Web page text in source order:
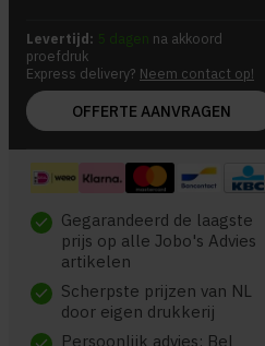
Levertijd: 5 dagen na akkoord
proefdruk
Express delivery? Neem contact op!
OFFERTE AANVRAGEN
check Gegarandeerd de laagste
prijs op alle Jobo's Advies
artikelen
check Scherpste prijzen van NL
door eigen drukkerij
Persoonlijk advies: Bel